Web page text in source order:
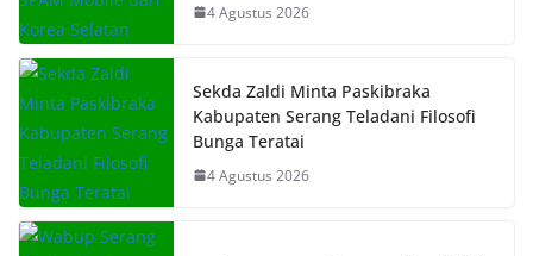
4 Agustus 2026
Sekda Zaldi Minta Paskibraka
Kabupaten Serang Teladani Filosofi
Bunga Teratai
4 Agustus 2026